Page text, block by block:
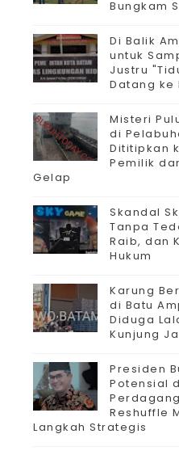
Bungkam
Di Balik
untuk
Justru
Datang ke
Misteri
di
Dititipkan
Pemilik
Gelap
Skandal
Tanpa
Raib, dan
Hukum
Karung
di Batu
Diduga
Kunjung
Presiden
Potensial
Reshuffle
Langkah Strategis